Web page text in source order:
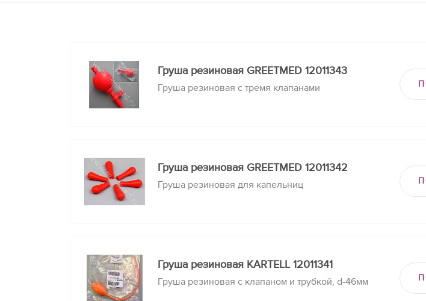
Груша резиновая GREETMED 12011343
Груша резиновая с тремя клапанами
Груша резиновая GREETMED 12011342
Груша резиновая для капельниц
Груша резиновая КARTELL 12011341
Груша резиновая с клапаном и трубкой, d-46мм